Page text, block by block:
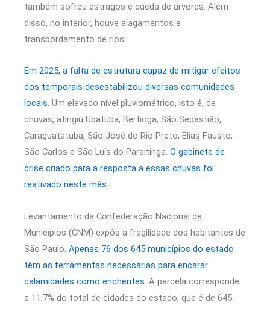
também sofreu estragos e queda de árvores. Além
disso, no interior, houve alagamentos e
transbordamento de rios.
Em 2025, a falta de estrutura capaz de mitigar efeitos
dos temporais desestabilizou diversas comunidades
locais. Um elevado nível pluviométrico, isto é, de
chuvas, atingiu Ubatuba, Bertioga, São Sebastião,
Caraguatatuba, São José do Rio Preto, Elias Fausto,
São Carlos e São Luís do Paraitinga. O gabinete de
crise criado para a resposta a essas chuvas foi
reativado neste mês.
Levantamento da Confederação Nacional de
Municípios (CNM) expôs a fragilidade dos habitantes de
São Paulo. Apenas 76 dos 645 municípios do estado
têm as ferramentas necessárias para encarar
calamidades como enchentes. A parcela corresponde
a 11,7% do total de cidades do estado, que é de 645.